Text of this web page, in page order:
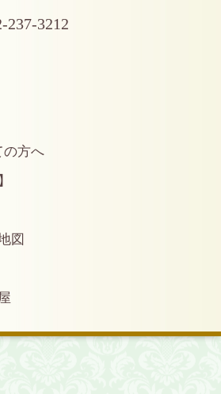
237-3212
の方へ
図